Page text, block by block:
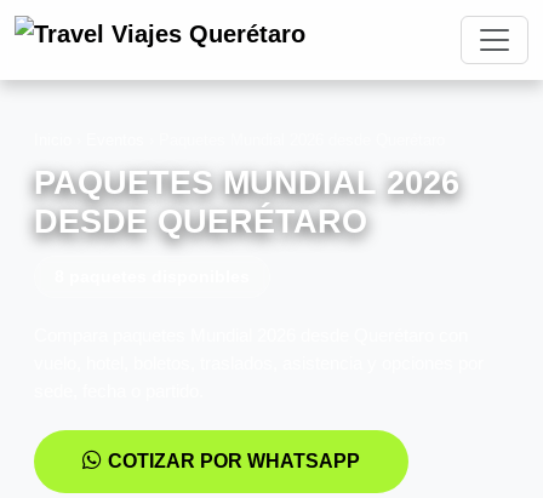
PAQUETES MUNDIAL 2026
DESDE QUERÉTARO
COTIZAR POR WHATSAPP